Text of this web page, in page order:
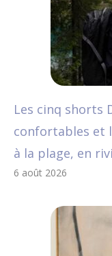
Les cinq shorts
confortables et
à la plage, en
6 août 2026